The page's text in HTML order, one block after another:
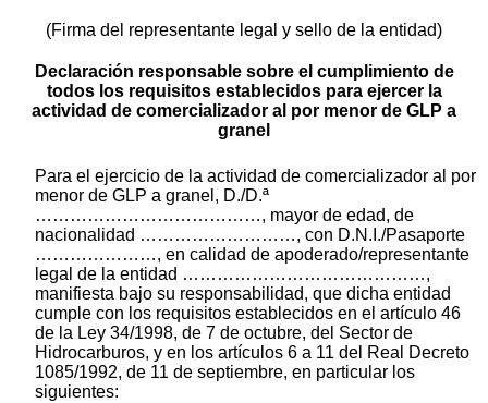
(Firma del representante legal y sello de la entidad)
Declaración responsable sobre el cumplimiento de
todos los requisitos establecidos para ejercer la
actividad de comercializador al por menor de GLP a
granel
Para el ejercicio de la actividad de comercializador al por
menor de GLP a granel, D./D.ª
…………………………………, mayor de edad, de
nacionalidad ………………………, con D.N.I./Pasaporte
…………………, en calidad de apoderado/representante
legal de la entidad ……………………………………,
manifiesta bajo su responsabilidad, que dicha entidad
cumple con los requisitos establecidos en el artículo 46
de la Ley 34/1998, de 7 de octubre, del Sector de
Hidrocarburos, y en los artículos 6 a 11 del Real Decreto
1085/1992, de 11 de septiembre, en particular los
siguientes: